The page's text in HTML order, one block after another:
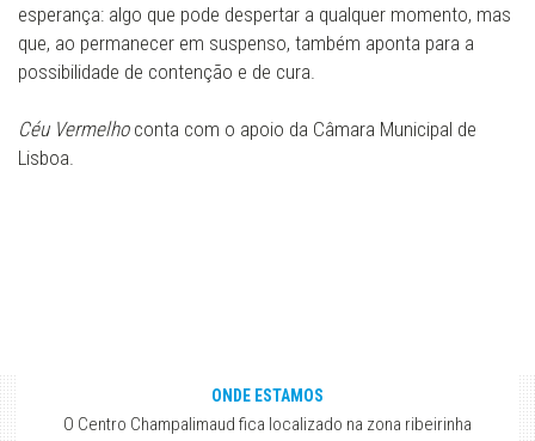
esperança: algo que pode despertar a qualquer momento, mas
que, ao permanecer em suspenso, também aponta para a
possibilidade de contenção e de cura.
Céu Vermelhoconta com o apoio da Câmara Municipal de
Lisboa.
ONDE ESTAMOS
O Centro Champalimaud fica localizado na zona ribeirinha